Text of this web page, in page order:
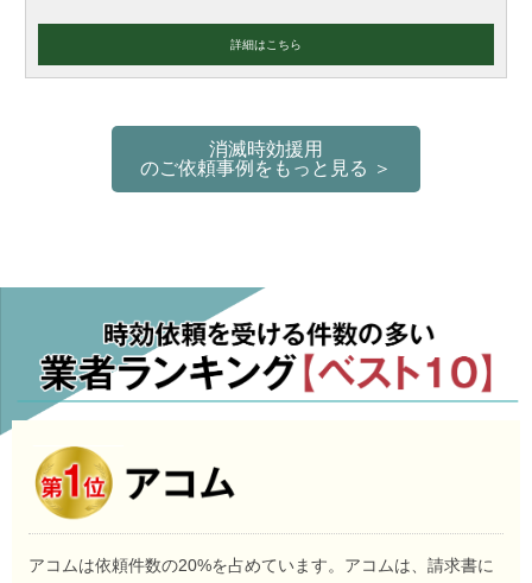
詳細はこちら
消滅時効援用
のご依頼事例をもっと見る ＞
アコムは依頼件数の20%を占めています。アコムは、請求書に